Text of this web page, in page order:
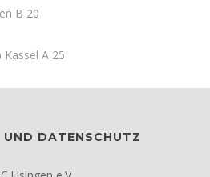
B 20
Kassel A 25
UND DATENSCHUTZ